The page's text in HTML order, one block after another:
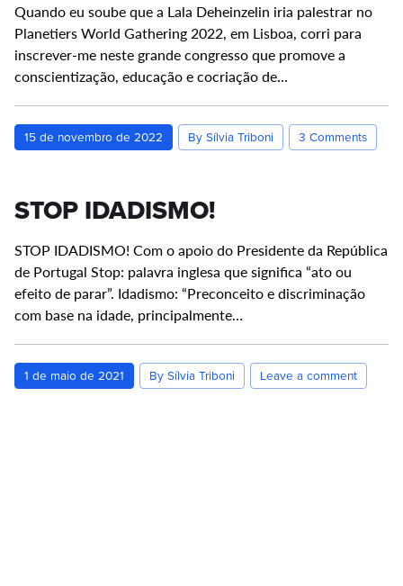
Quando eu soube que a Lala Deheinzelin iria palestrar no
Planetiers World Gathering 2022, em Lisboa, corri para
inscrever-me neste grande congresso que promove a
conscientização, educação e cocriação de…
15 de novembro de 2022 By Sílvia Triboni 3 Comments
STOP IDADISMO!
STOP IDADISMO! Com o apoio do Presidente da República
de Portugal Stop: palavra inglesa que significa “ato ou
efeito de parar”. Idadismo: “Preconceito e discriminação
com base na idade, principalmente…
1 de maio de 2021 By Sílvia Triboni Leave a comment